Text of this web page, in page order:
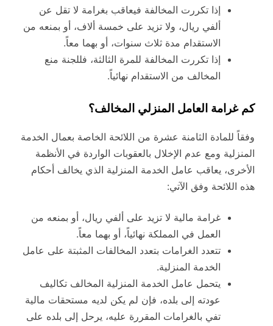
إذا تكررت المخالفة فيعاقب بغرامة لا تقل عن
ألفي ريال، ولا تزيد على خمسة ألاف، أو بمنعه من
الاستقدام مدة ثلاث سنوات، أو بهما معاً.
إذا تكررت المخالفة للمرة الثالثة، فللجنة منع
المخالف من الاستقدام نهائياً.
كم غرامة العامل المنزلي المخالف؟
وفقاً للمادة الثامنة عشرة من اللائحة الخاصة بعمال الخدمة
المنزلية ومع عدم الإخلال بالعقوبات الواردة في الأنظمة
الأخرى، يعاقب عامل الخدمة المنزلية الذي يخالف أحكام
هذه اللائحة وفق الآتي:
غرامة مالية لا تزيد على ألفي ريال، أو بمنعه من
العمل في المملكة نهائياً، أو بهما معاً.
تتعدد الغرامات بتعدد المخالفات المثبتة على عامل
الخدمة المنزلية.
يتحمل عامل الخدمة المنزلية المخالف تكاليف
عودته إلى بلده، فإن لم يكن لديه مستحقات مالية
تفي بالغرامات المقررة عليه، يرحل إلى بلده على